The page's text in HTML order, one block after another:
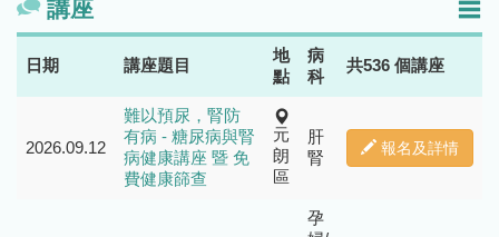
講座
日期 講座題目
地
點
病
科
共536 個講座
2026.09.12
難以預尿，腎防
有病 - 糖尿病與腎
病健康講座 暨 免
費健康篩查
元
朗
區
肝
腎
報名及詳情
孕